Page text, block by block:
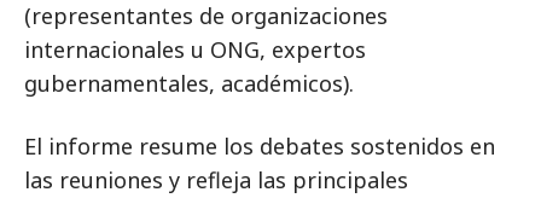
(representantes de organizaciones
internacionales u ONG, expertos
gubernamentales, académicos).
El informe resume los debates sostenidos en
las reuniones y refleja las principales